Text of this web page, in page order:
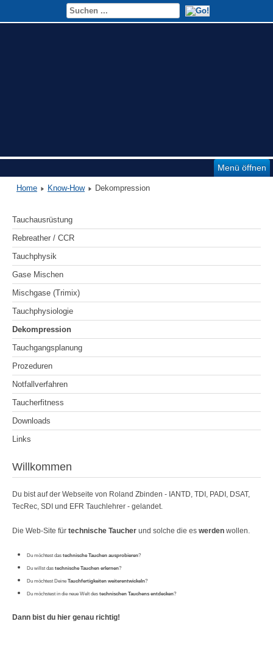
Menü öffnen
Home Know-How Dekompression
Tauchausrüstung
Rebreather / CCR
Tauchphysik
Gase Mischen
Mischgase (Trimix)
Tauchphysiologie
Dekompression
Tauchgangsplanung
Prozeduren
Notfallverfahren
Taucherfitness
Downloads
Links
Willkommen
Du bist auf der Webseite von Roland Zbinden - IANTD, TDI, PADI, DSAT,
TecRec, SDI und EFR Tauchlehrer - gelandet.
Die Web-Site für technische Taucher und solche die es werden wollen.
Du möchtest das technische Tauchen ausprobieren?
Du willst das technische Tauchen erlernen?
Du möchtest Deine Tauchfertigkeiten weiterentwickeln?
Du möchstest in die neue Welt des technischen Tauchens entdecken?
Dann bist du hier genau richtig!